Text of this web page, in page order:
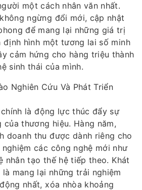
một cách nhân văn nhất.
ngừng đổi mới, cập nhật
để mang lại những giá trị
hình một tương lai số minh
cảm hứng cho hàng triệu thành
sinh thái của mình.
Nghiên Cứu Và Phát Triển
là động lực thúc đẩy sự
thương hiệu. Hàng năm,
doanh thu được dành riêng cho
các công nghệ mới như
nhân tạo thế hệ tiếp theo. Khát
mang lại những trải nghiệm
nhất, xóa nhòa khoảng